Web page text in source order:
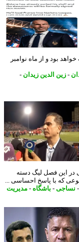
بود و از ماه نوامبر
زین الدین زیدان -
این فصل لیگ دسته
که با پاسخ احساسی ...
-باشگاه-مدیریت